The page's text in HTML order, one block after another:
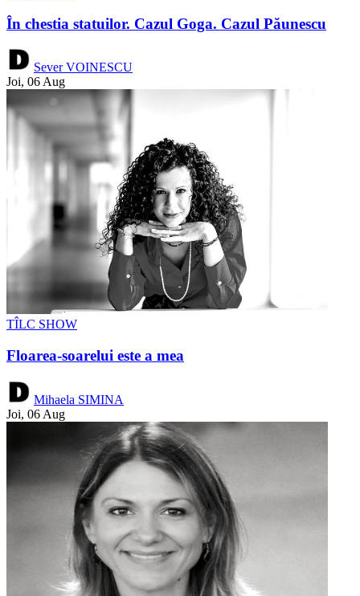
În chestia statuilor. Cazul Goga. Cazul Păunescu
Sever VOINESCU
Joi, 06 Aug
TÎLC SHOW
Floarea-soarelui este a mea
Mihaela SIMINA
Joi, 06 Aug